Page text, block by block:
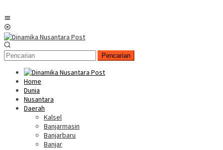
Pencarian
Home
Dunia
Nusantara
Daerah
Kalsel
Banjarmasin
Banjarbaru
Banjar